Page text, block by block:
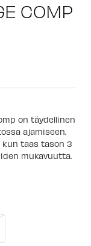
COMP
on täydellinen
ajamiseen.
kun taas tason 3
mukavuutta.